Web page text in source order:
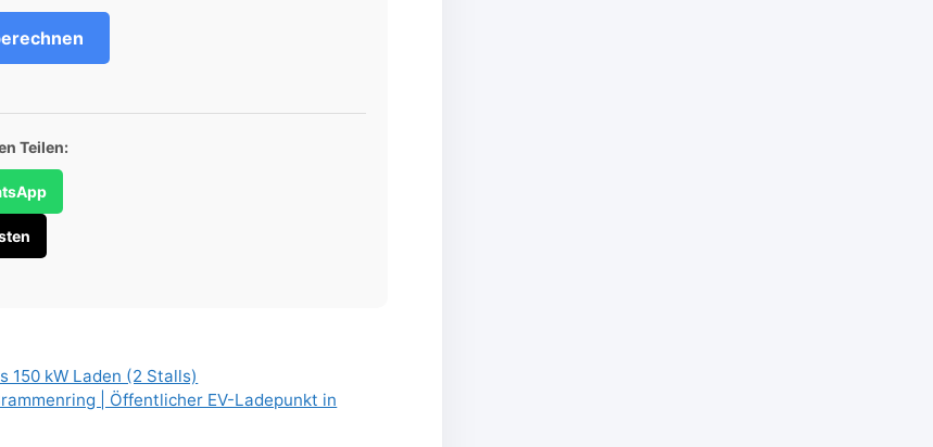
Teilen:
150 kW Laden (2 Stalls)
| Öffentlicher EV-Ladepunkt in